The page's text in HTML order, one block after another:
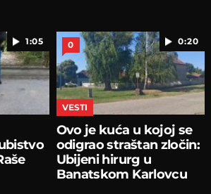
1:05 0:20
0
VESTI
Ovo je kuća u kojoj se
odigrao straštan zločin:
Ubijeni hirurg u
Banatskom Karlovcu